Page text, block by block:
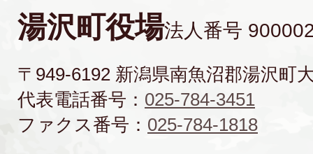
湯沢町役場法人番号
〒949-6192 新潟県南魚沼郡湯沢町
代表電話番号： 025-784-3451
ファクス番号： 025-784-1818